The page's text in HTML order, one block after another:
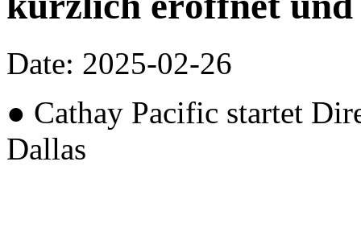
Date: 2025-02-26
● Cathay Pacific startet
Dallas